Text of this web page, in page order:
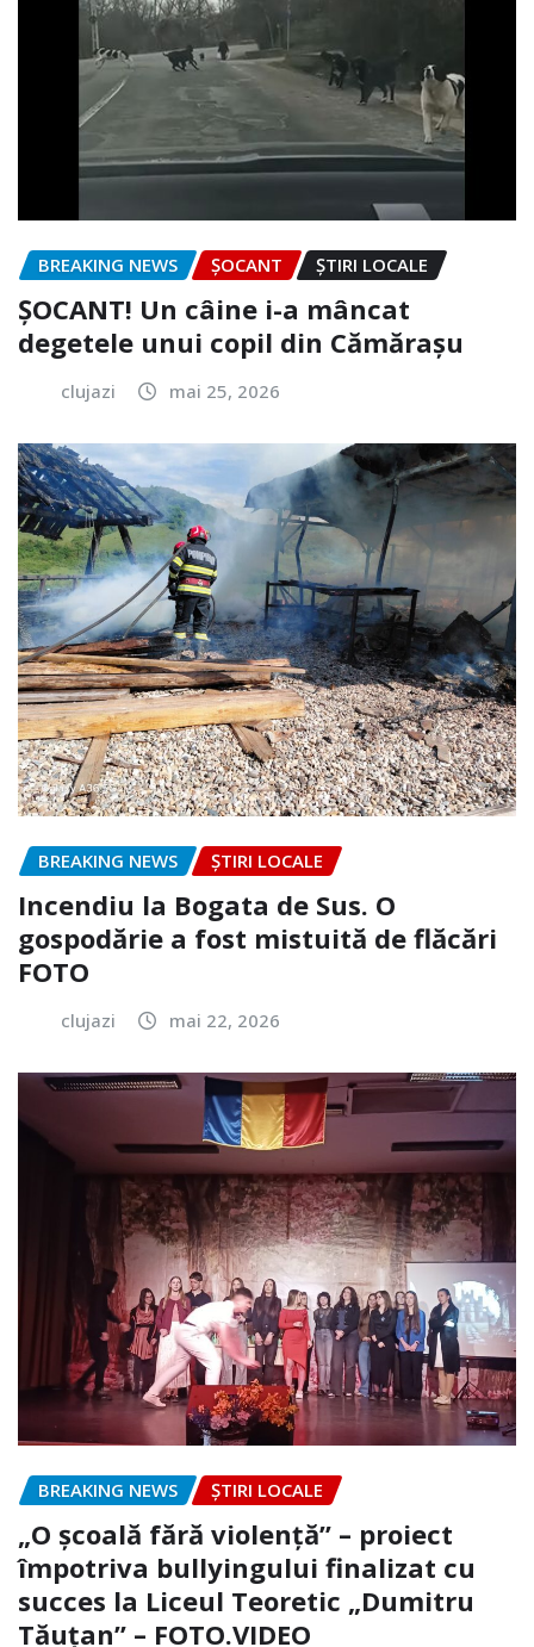
BREAKING NEWS ȘOCANT ȘTIRI LOCALE
ȘOCANT! Un câine i-a mâncat
degetele unui copil din Cămărașu
clujazi mai 25, 2026
BREAKING NEWS ȘTIRI LOCALE
Incendiu la Bogata de Sus. O
gospodărie a fost mistuită de flăcări
FOTO
clujazi mai 22, 2026
BREAKING NEWS ȘTIRI LOCALE
„O școală fără violență” – proiect
împotriva bullyingului finalizat cu
succes la Liceul Teoretic „Dumitru
Tăuțan” – FOTO.VIDEO